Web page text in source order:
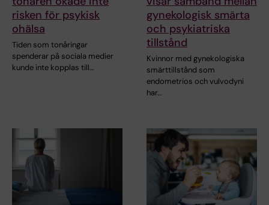
risken för psykisk
ohälsa
Tiden som tonåringar
spenderar på sociala medier
kunde inte kopplas till…
gynekologisk smärta
och psykiatriska
tillstånd
Kvinnor med gynekologiska
smärttillstånd som
endometrios och vulvodyni
har…